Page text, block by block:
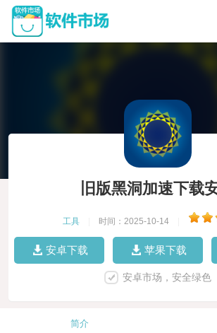
旧版黑洞加速下载
工具 时间：2025-10-14
安卓下载 苹果下载
安卓市场，安全绿色
简介